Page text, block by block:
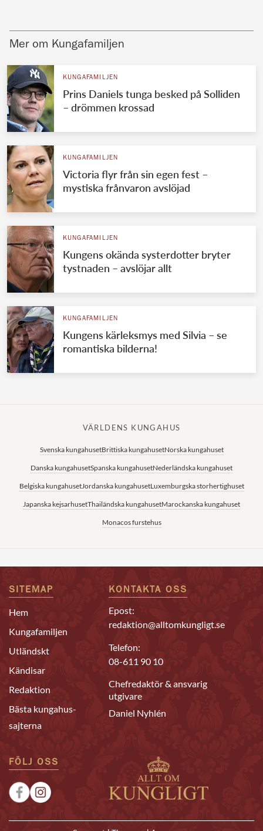
Mer om Kungafamiljen
KUNGAFAMILJEN
Prins Daniels tunga besked på Solliden
– drömmen krossad
KUNGAFAMILJEN
Victoria flyr från sin egen fest –
mystiska frånvaron avslöjad
KUNGAFAMILJEN
Kungens okända systerdotter bryter
tystnaden – avslöjar allt
KUNGAFAMILJEN
Kungens kärleksmys med Silvia – se
romantiska bilderna!
VÄRLDENS KUNGAHUS
Svenska kungahusetBrittiska kungahusetNorska kungahuset
Danska kungahusetSpanska kungahusetNederländska kungahuset
Belgiska kungahusetJordanska kungahusetLuxemburgska storhertighuset
Japanska kejsarhusetThailändska kungahusetMarockanska kungahuset
Monacos furstehus
SITEMAP
Hem
Kungafamiljen
Utländskt
Kändisar
Redaktion
Bästa kungahus-
sajterna
KONTAKTA OSS
Epost:
redaktion@alltomkungligt.se
Telefon:
08-611 90 10
Chefredaktör & ansvarig
utgivare
Daniel Nyhlén
FÖLJ OSS